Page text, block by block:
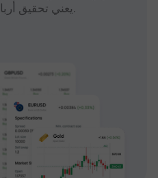
يعني تحقيق أرباح أكبر على المدى الطويل.